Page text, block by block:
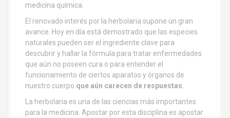
medicina química.
El renovado interés por la herbolaria supone un gran
avance. Hoy en día está demostrado que las especies
naturales pueden ser el ingrediente clave para
descubrir y hallar la fórmula para tratar enfermedades
que aún no poseen cura o para entender el
funcionamiento de ciertos aparatos y órganos de
nuestro cuerpo que aún carecen de respuestas
La herbolaria es una de las ciencias más importantes
para la medicina. Apostar por esta disciplina es apostar